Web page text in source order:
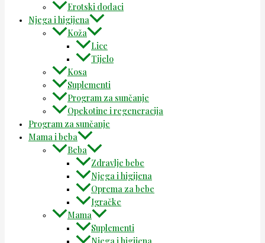
Erotski dodaci
Njega i higijena
Koža
Lice
Tijelo
Kosa
Suplementi
Program za sunčanje
Opekotine i regeneracija
Program za sunčanje
Mama i beba
Beba
Zdravlje bebe
Njega i higijena
Oprema za bebe
Igračke
Mama
Suplementi